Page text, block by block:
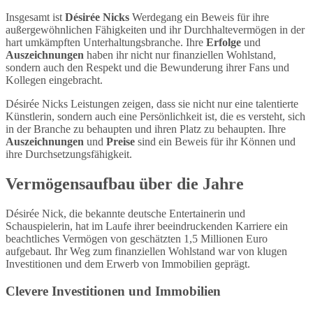
Insgesamt ist Désirée Nicks Werdegang ein Beweis für ihre
außergewöhnlichen Fähigkeiten und ihr Durchhaltevermögen in der
hart umkämpften Unterhaltungsbranche. Ihre Erfolge und
Auszeichnungen haben ihr nicht nur finanziellen Wohlstand,
sondern auch den Respekt und die Bewunderung ihrer Fans und
Kollegen eingebracht.
Désirée Nicks Leistungen zeigen, dass sie nicht nur eine talentierte
Künstlerin, sondern auch eine Persönlichkeit ist, die es versteht, sich
in der Branche zu behaupten und ihren Platz zu behaupten. Ihre
Auszeichnungen und Preise sind ein Beweis für ihr Können und
ihre Durchsetzungsfähigkeit.
Vermögensaufbau über die Jahre
Désirée Nick, die bekannte deutsche Entertainerin und
Schauspielerin, hat im Laufe ihrer beeindruckenden Karriere ein
beachtliches Vermögen von geschätzten 1,5 Millionen Euro
aufgebaut. Ihr Weg zum finanziellen Wohlstand war von klugen
Investitionen und dem Erwerb von Immobilien geprägt.
Clevere Investitionen und Immobilien